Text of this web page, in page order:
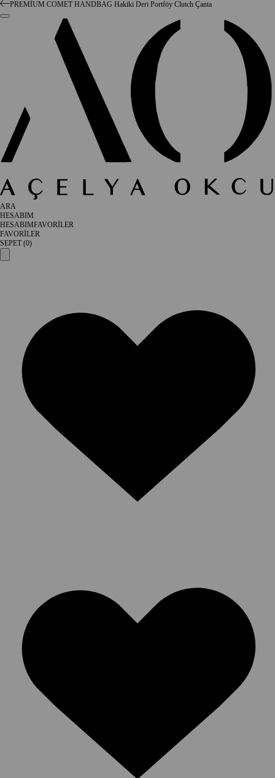
PREMİUM COMET HANDBAG Hakiki Deri Portföy Clutch Çanta
ARA
HESABIM
HESABIMFAVORİLER
FAVORİLER
SEPET (0)